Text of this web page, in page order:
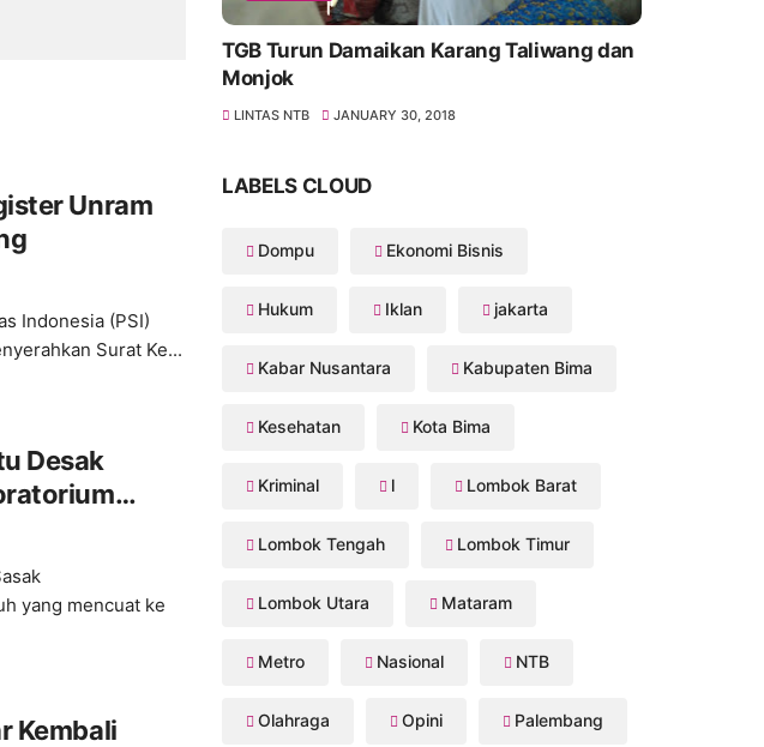
Unram
Indonesia (PSI)
Surat Ke...
Desak
yang mencuat ke
Kembali
TGB Turun Damaikan Karang Taliwang dan
Monjok
LINTAS NTB JANUARY 30, 2018
LABELS CLOUD
Dompu Ekonomi Bisnis
Hukum Iklan jakarta
Kabar Nusantara Kabupaten Bima
Kesehatan Kota Bima
Kriminal l Lombok Barat
Lombok Tengah Lombok Timur
Lombok Utara Mataram
Metro Nasional NTB
Olahraga Opini Palembang